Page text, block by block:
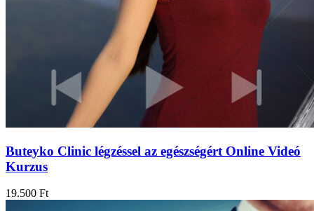
Buteyko Clinic légzéssel az egészségért Online Videó
Kurzus
19.500 Ft